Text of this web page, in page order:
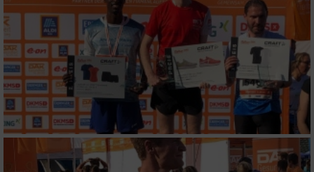
Entwicklung und Verbesserung der Angebote
Verwendung reduzierter Daten zur Auswahl
von Inhalten
IAB-Besonderheiten:
Verwendung genauer Standortdaten
Geräte anhand von aktiv angeforderten